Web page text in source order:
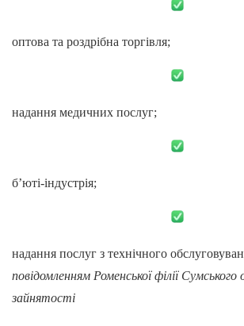
оптова та роздрібна торгівля;
надання медичних послуг;
б’юті-індустрія;
надання послуг з технічного
повідомленням Роменської філії
зайнятості